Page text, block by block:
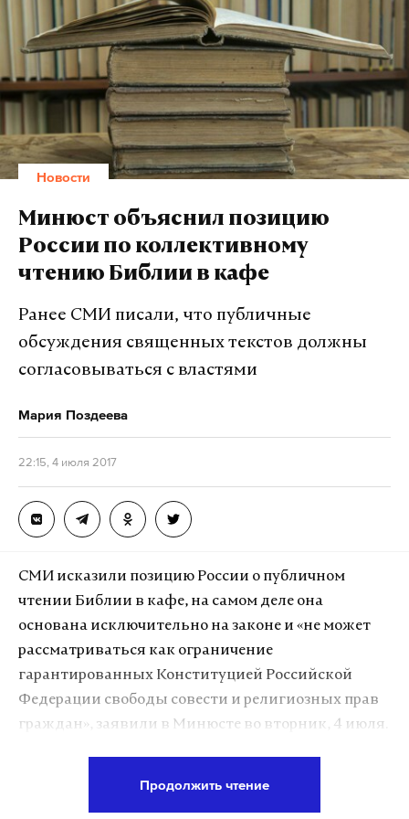
Новости
Минюст объяснил позицию
России по коллективному
чтению Библии в кафе
Ранее СМИ писали, что публичные
обсуждения священных текстов должны
согласовываться с властями
Мария Поздеева
22:15, 4 июля 2017
СМИ исказили позицию России о публичном
чтении Библии в кафе, на самом деле она
основана исключительно на законе и «не может
рассматриваться как ограничение
гарантированных Конституцией Российской
Федерации свободы совести и религиозных прав
граждан», заявили в Минюсте во вторник, 4 июля.
Продолжить чтение